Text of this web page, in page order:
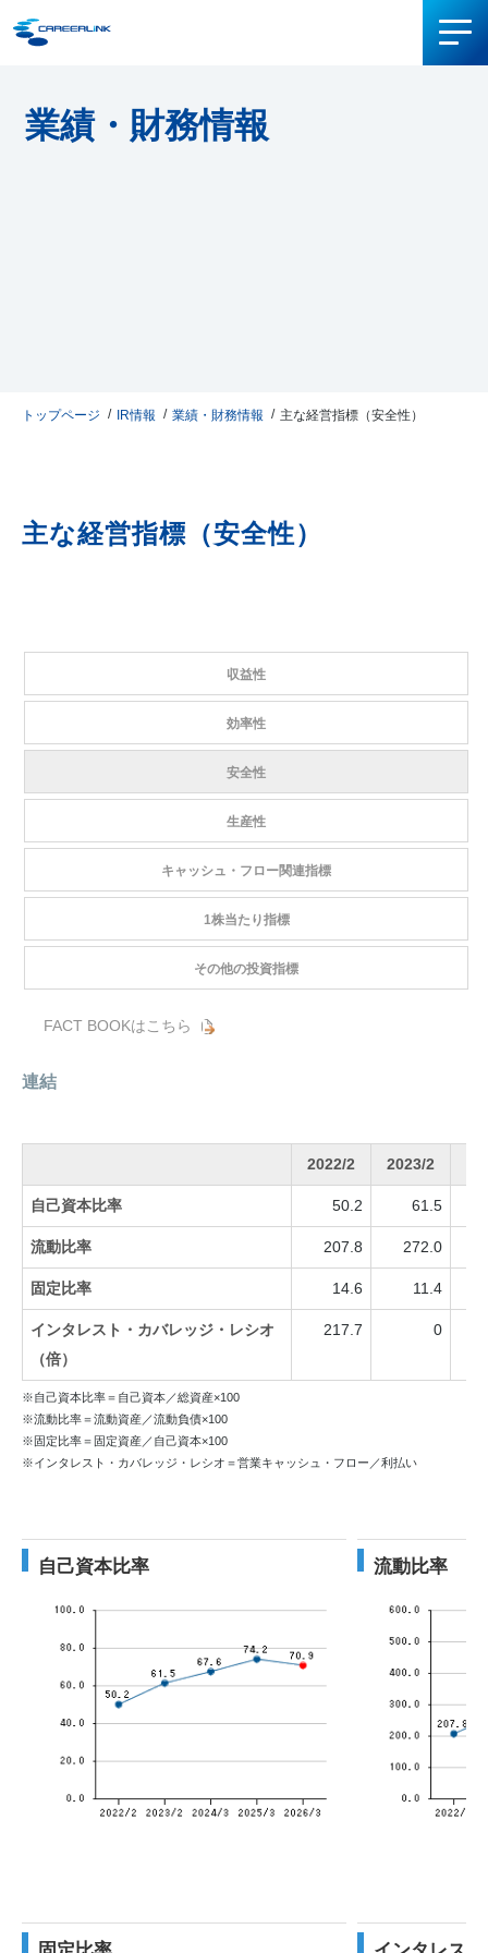
業績・財務情報
トップページ IR情報 業績・財務情報 主な経営指標（安全性）
主な経営指標（安全性）
収益性
効率性
安全性
生産性
キャッシュ・フロー関連指標
1株当たり指標
その他の投資指標
FACT BOOKはこちら
連結
2022/2 2023/2
自己資本比率 50.2 61.5
流動比率 207.8 272.0
固定比率 14.6 11.4
インタレスト・カバレッジ・レシオ
（倍）
217.7 0
※自己資本比率＝自己資本／総資産×100
※流動比率＝流動資産／流動負債×100
※固定比率＝固定資産／自己資本×100
※インタレスト・カバレッジ・レシオ＝営業キャッシュ・フロー／利払い
自己資本比率 流動比率